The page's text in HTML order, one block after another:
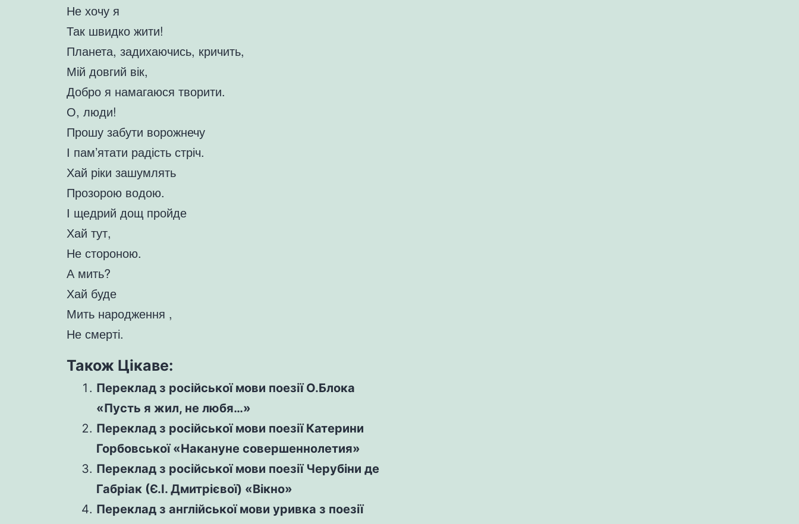
Не хочу я
Так швидко жити!
Планета, задихаючись, кричить,
Мій довгий вік,
Добро я намагаюся творити.
О, люди!
Прошу забути ворожнечу
І пам’ятати радість стріч.
Хай ріки зашумлять
Прозорою водою.
І щедрий дощ пройде
Хай тут,
Не стороною.
А мить?
Хай буде
Мить народження ,
Не смерті.
Також Цікаве:
Переклад з російської мови поезії О.Блока
«Пусть я жил, не любя…»
Переклад з російської мови поезії Катерини
Горбовської «Накануне совершеннолетия»
Переклад з російської мови поезії Черубіни де
Габріак (Є.І. Дмитрієвої) «Вікно»
Переклад з англійської мови уривка з поезії